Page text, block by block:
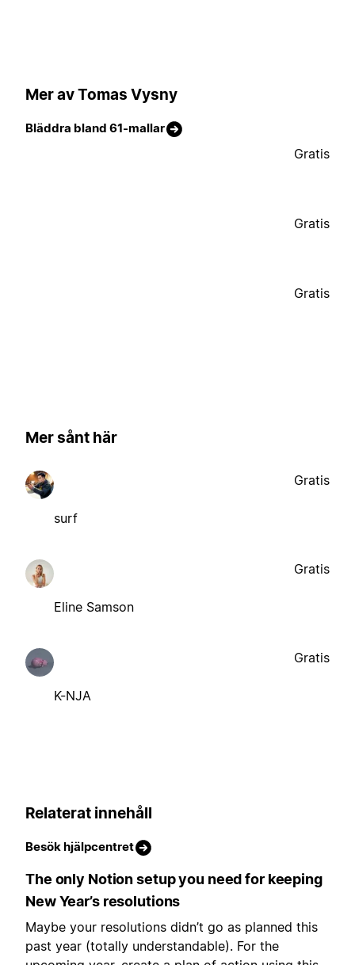
Mer av Tomas Vysny
Bläddra bland 61-mallar
Gratis
Gratis
Gratis
Mer sånt här
surf
Gratis
Eline Samson
Gratis
K-NJA
Gratis
Relaterat innehåll
Besök hjälpcentret
The only Notion setup you need for keeping
New Year’s resolutions
Maybe your resolutions didn’t go as planned this
past year (totally understandable). For the